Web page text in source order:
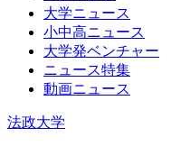
大学ニュース
小中高ニュース
大学発ベンチャー
ニュース特集
動画ニュース
法政大学